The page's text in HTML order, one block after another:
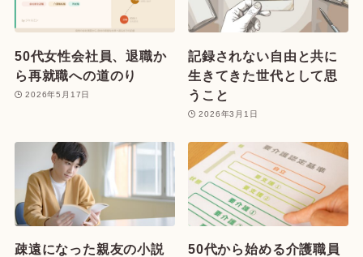
50代女性会社員、退職か
ら再就職への道のり
2026年5月17日
記録されない自由と共に
生きてきた世代として思
うこと
2026年3月1日
疎遠になった親友の小説
50代から始める介護職員